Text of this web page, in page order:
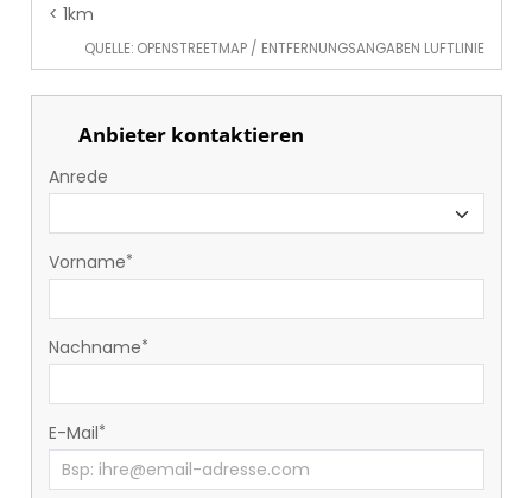
< 1km
QUELLE: OPENSTREETMAP / ENTFERNUNGSANGABEN LUFTLINIE
Anbieter kontaktieren
Anrede
Vorname
Nachname
E-Mail